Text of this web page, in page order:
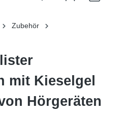
Zubehör
mit Kieselgel
Hörgeräten